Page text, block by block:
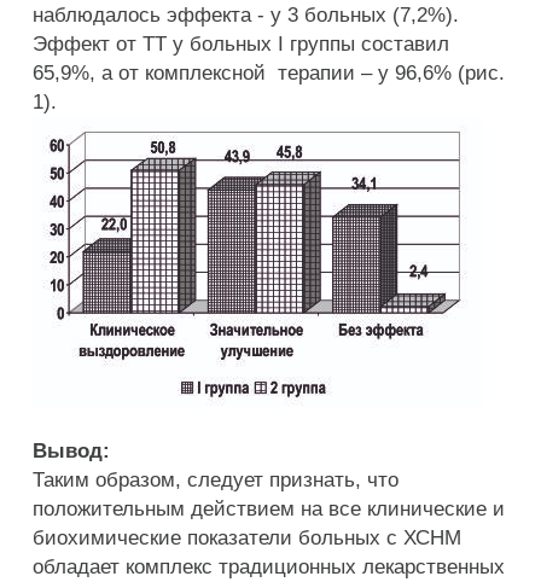
наблюдалось эффекта - у 3 больных (7,2%).
Эффект от ТТ у больных I группы составил
65,9%, а от комплексной терапии – у 96,6% (рис.
1).
Вывод:
Таким образом, следует признать, что
положительным действием на все клинические и
биохимические показатели больных с ХСНМ
обладает комплекс традиционных лекарственных